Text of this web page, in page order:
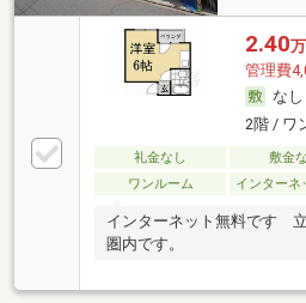
2.40
管理費
なし
2階 / ワ
礼金なし 敷金
ワンルーム
インターネ
インターネット無料です
圏内です。